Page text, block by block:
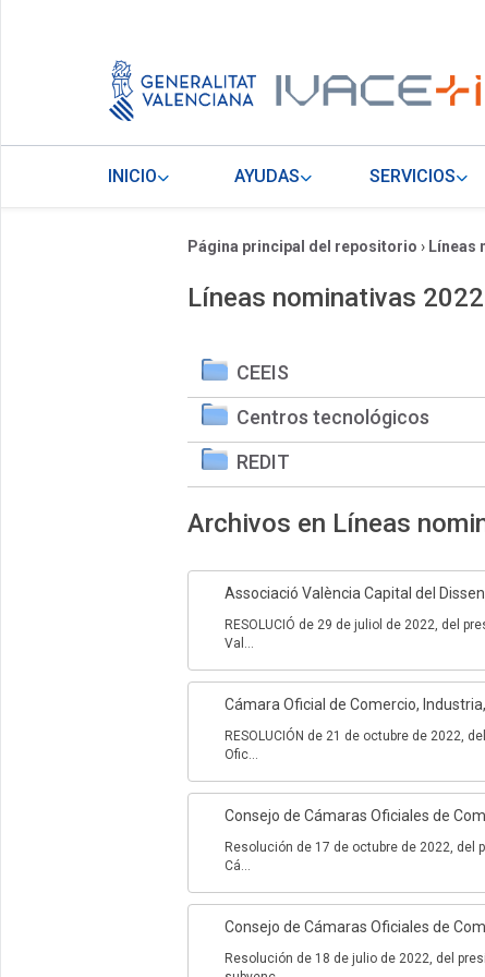
INICIO AYUDAS SERVICIOS
Página principal del repositorio › Líneas
Líneas nominativas 2022
CEEIS
Centros tecnológicos
REDIT
Archivos en Líneas
Associació València Capital del
RESOLUCIÓ de 29 de juliol de 2022, del
Val...
Cámara Oficial de Comercio,
RESOLUCIÓN de 21 de octubre de 2022,
Ofic...
Consejo de Cámaras Oficiales de
Resolución de 17 de octubre de 2022,
Cá...
Consejo de Cámaras Oficiales de
Resolución de 18 de julio de 2022, del